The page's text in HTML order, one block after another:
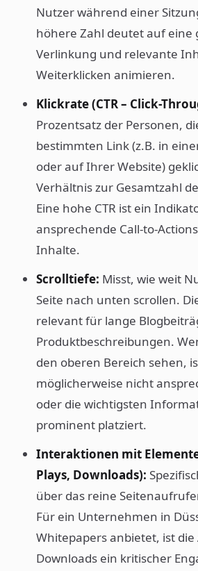
Nutzer während einer
höhere Zahl deutet auf eine
Verlinkung und relevante
Weiterklicken animieren.
Klickrate (CTR – Click-
Prozentsatz der Personen,
bestimmten Link (z.B. in
oder auf Ihrer Website)
Verhältnis zur Gesamtzahl
Eine hohe CTR ist ein
ansprechende Call-to-
Inhalte.
Scrolltiefe: Misst, wie weit
Seite nach unten scrollen.
relevant für lange
Produktbeschreibungen.
den oberen Bereich sehen,
möglicherweise nicht
oder die wichtigsten
prominent platziert.
Interaktionen mit
Plays, Downloads):
über das reine
Für ein Unternehmen in
Whitepapers anbietet, ist die
Downloads ein kritischer